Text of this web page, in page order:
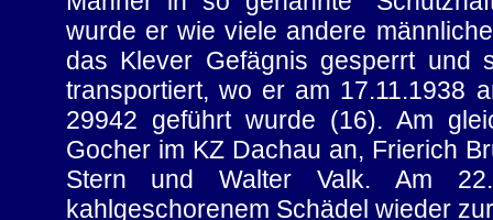
wurde er wie viele andere
das Klever Gefägnis gesperrt und
transportiert, wo er am 17.11.1938
29942 geführt wurde (16). Am
Gocher im KZ Dachau an, Frierich
Stern und Walter Valk. Am
kahlgeschorenem Schädel wieder